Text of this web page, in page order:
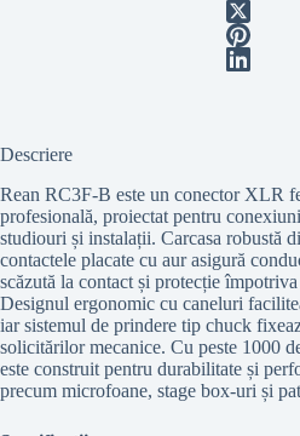
Descriere
Rean RC3F-B este un conector XLR
profesională, proiectat pentru
studiouri și instalații. Carcasa robustă
contactele placate cu aur asigură
scăzută la contact și protecție
Designul ergonomic cu caneluri
iar sistemul de prindere tip chuck
solicitărilor mecanice. Cu peste 1000
este construit pentru durabilitate și
precum microfoane, stage box-uri și